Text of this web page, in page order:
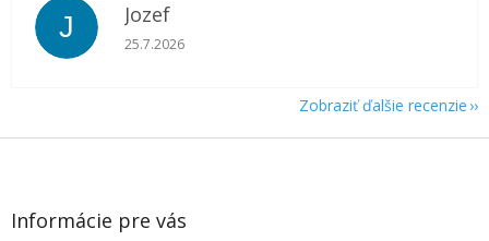
J Jozef
Hodnotenie obchodu je 5 z 5 hviezdičiek.
25.7.2026
Zobraziť ďalšie recenzie
Z
Informácie pre vás